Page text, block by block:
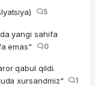
5
yangi sahifa
emas"
0
qabul qildi.
xursandmiz"
1